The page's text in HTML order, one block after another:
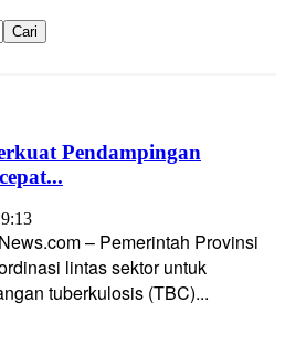
Pendampingan
– Pemerintah Provinsi
lintas sektor untuk
tuberkulosis (TBC)...